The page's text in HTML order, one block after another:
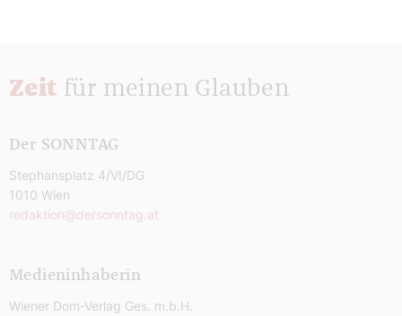
Zeit für meinen Glauben
Der SONNTAG
Stephansplatz 4/VI/DG
1010 Wien
redaktion@dersonntag.at
Medieninhaberin
Wiener Dom-Verlag Ges. m.b.H.